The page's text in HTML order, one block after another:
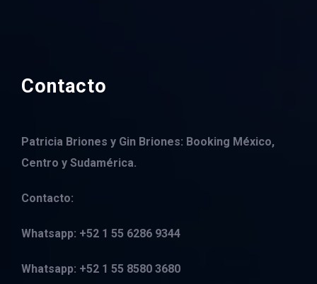
Contacto
Patricia Briones y Gin Briones: Booking México,
Centro y Sudamérica.
Contacto:
Whatsapp: +52 1 55 6286 9344
Whatsapp: +52 1 55 8580 3680